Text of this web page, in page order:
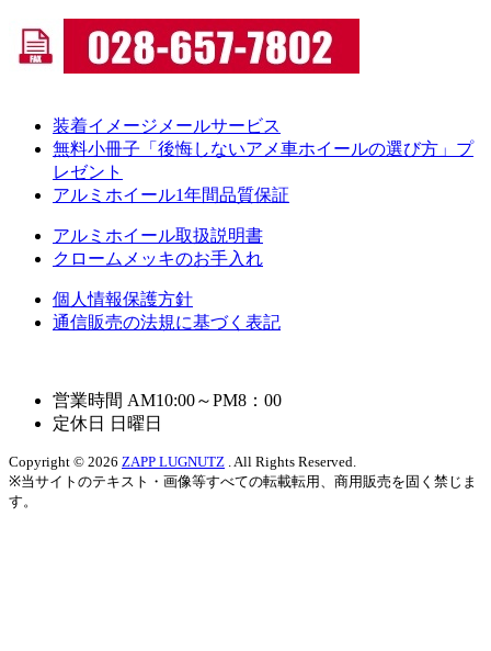
装着イメージメールサービス
無料小冊子「後悔しないアメ車ホイールの選び方」プ
レゼント
アルミホイール1年間品質保証
アルミホイール取扱説明書
クロームメッキのお手入れ
個人情報保護方針
通信販売の法規に基づく表記
営業時間 AM10:00～PM8：00
定休日 日曜日
Copyright © 2026 ZAPP LUGNUTZ . All Rights Reserved.
※当サイトのテキスト・画像等すべての転載転用、商用販売を固く禁じま
す。